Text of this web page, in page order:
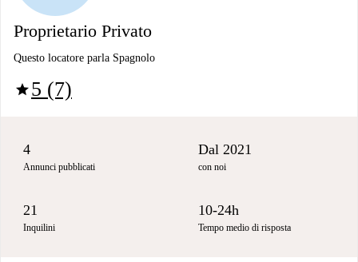
Proprietario Privato
Questo locatore parla Spagnolo
star5 (7)
4
Annunci pubblicati
Dal 2021
con noi
21
Inquilini
10-24h
Tempo medio di risposta